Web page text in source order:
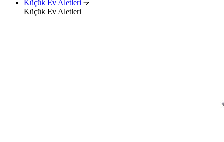
Küçük Ev Aletleri
Küçük Ev Aletleri